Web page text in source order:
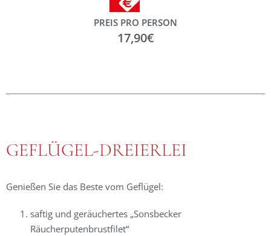
PREIS PRO PERSON
17,90€
GEFLÜGEL-DREIERLEI
Genießen Sie das Beste vom Geflügel:
saftig und geräuchertes „Sonsbecker
Räucherputenbrustfilet“